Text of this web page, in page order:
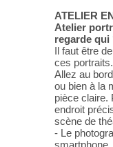
ATELIER
Atelier
regarde qui
Il faut être
ces
Allez au
ou bien à la
pièce claire.
endroit
scène de
- Le